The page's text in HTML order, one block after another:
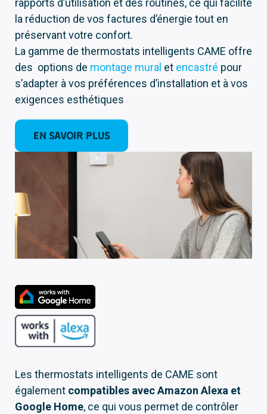
la réduction de vos factures d’énergie tout en
préservant votre confort.
La gamme de thermostats intelligents CAME offre
des options de montage mural et encastré pour
s’adapter à vos préférences d’installation et à vos
exigences esthétiques
EN SAVOIR PLUS
Les thermostats intelligents de CAME sont
également compatibles avec Amazon Alexa et
Google Home, ce qui vous permet de contrôler